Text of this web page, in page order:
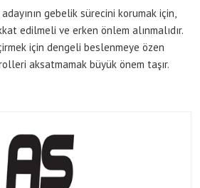
gebelik sürecini korumak için,
edilmeli ve erken önlem alınmalıdır.
için dengeli beslenmeye özen
aksatmamak büyük önem taşır.